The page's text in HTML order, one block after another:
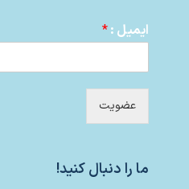
ایمیل :*
عضویت
ما را دنبال کنید!